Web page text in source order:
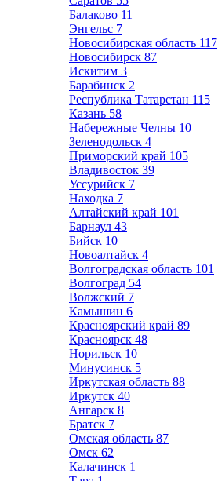
Балаково 11
Энгельс 7
Новосибирская область 117
Новосибирск 87
Искитим 3
Барабинск 2
Республика Татарстан 115
Казань 58
Набережные Челны 10
Зеленодольск 4
Приморский край 105
Владивосток 39
Уссурийск 7
Находка 7
Алтайский край 101
Барнаул 43
Бийск 10
Новоалтайск 4
Волгоградская область 101
Волгоград 54
Волжский 7
Камышин 6
Красноярский край 89
Красноярск 48
Норильск 10
Минусинск 5
Иркутская область 88
Иркутск 40
Ангарск 8
Братск 7
Омская область 87
Омск 62
Калачинск 1